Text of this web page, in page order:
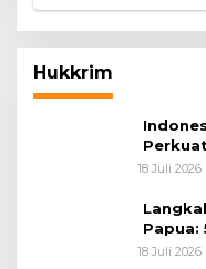
Hukkrim
Lintas
18 Juli 2026
Papua:
18 Juli 2026